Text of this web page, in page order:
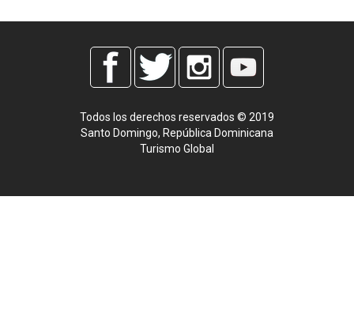
Todos los derechos reservados © 2019
Santo Domingo, República Dominicana
Turismo Global